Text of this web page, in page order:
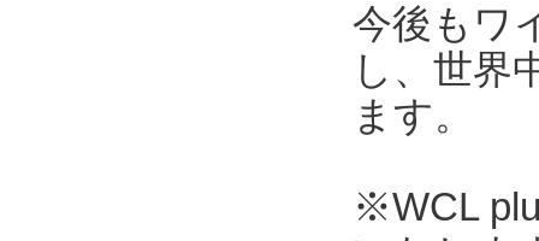
今後もワ
し、世界
ます。
※WCL